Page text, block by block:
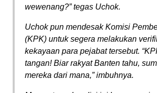
wewenang?” tegas Uchok.
Uchok pun mendesak Komisi
(KPK) untuk segera melakukan
kekayaan para pejabat tersebut.
tangan! Biar rakyat Banten tahu,
mereka dari mana,” imbuhnya.